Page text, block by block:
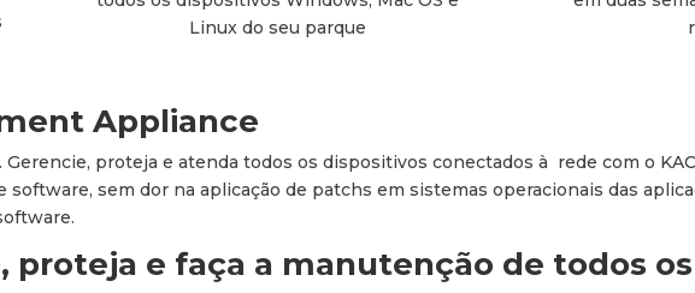
Linux do seu parque
Appliance
proteja e atenda todos os dispositivos conectados à rede com o
sem dor na aplicação de patchs em sistemas operacionais das
proteja e faça a manutenção de todos